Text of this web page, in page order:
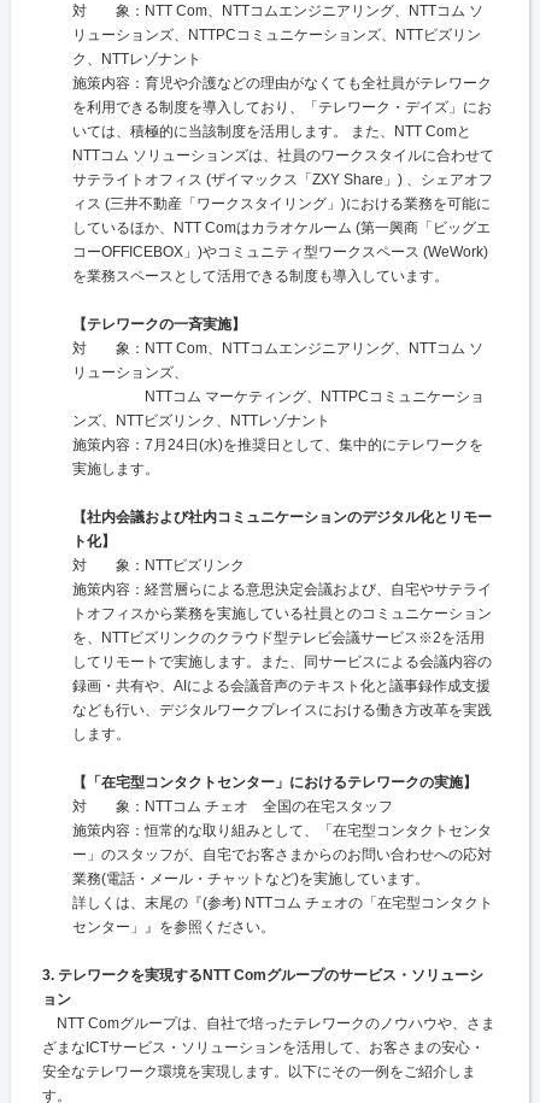
対 象：NTT Com、NTTコムエンジニアリング、NTTコム ソ
リューションズ、NTTPCコミュニケーションズ、NTTビズリン
ク、NTTレゾナント
施策内容：育児や介護などの理由がなくても全社員がテレワーク
を利用できる制度を導入しており、「テレワーク・デイズ」にお
いては、積極的に当該制度を活用します。 また、NTT Comと
NTTコム ソリューションズは、社員のワークスタイルに合わせて
サテライトオフィス (ザイマックス「ZXY Share」) 、シェアオフ
ィス (三井不動産「ワークスタイリング」)における業務を可能に
しているほか、NTT Comはカラオケルーム (第一興商「ビッグエ
コーOFFICEBOX」)やコミュニティ型ワークスペース (WeWork)
を業務スペースとして活用できる制度も導入しています。
【テレワークの一斉実施】
対 象：NTT Com、NTTコムエンジニアリング、NTTコム ソ
リューションズ、
NTTコム マーケティング、NTTPCコミュニケーショ
ンズ、NTTビズリンク、NTTレゾナント
施策内容：7月24日(水)を推奨日として、集中的にテレワークを
実施します。
【社内会議および社内コミュニケーションのデジタル化とリモー
ト化】
対 象：NTTビズリンク
施策内容：経営層らによる意思決定会議および、自宅やサテライ
トオフィスから業務を実施している社員とのコミュニケーション
を、NTTビズリンクのクラウド型テレビ会議サービス※2を活用
してリモートで実施します。また、同サービスによる会議内容の
録画・共有や、AIによる会議音声のテキスト化と議事録作成支援
なども行い、デジタルワークプレイスにおける働き方改革を実践
します。
【「在宅型コンタクトセンター」におけるテレワークの実施】
対 象：NTTコム チェオ 全国の在宅スタッフ
施策内容：恒常的な取り組みとして、「在宅型コンタクトセンタ
ー」のスタッフが、自宅でお客さまからのお問い合わせへの応対
業務(電話・メール・チャットなど)を実施しています。
詳しくは、末尾の『(参考) NTTコム チェオの「在宅型コンタクト
センター」』を参照ください。
3. テレワークを実現するNTT Comグループのサービス・ソリューシ
ョン
NTT Comグループは、自社で培ったテレワークのノウハウや、さま
ざまなICTサービス・ソリューションを活用して、お客さまの安心・
安全なテレワーク環境を実現します。以下にその一例をご紹介しま
す。